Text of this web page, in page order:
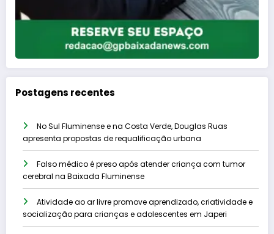
Postagens recentes
No Sul Fluminense e na Costa Verde, Douglas Ruas
apresenta propostas de requalificação urbana
Falso médico é preso após atender criança com tumor
cerebral na Baixada Fluminense
Atividade ao ar livre promove aprendizado, criatividade e
socialização para crianças e adolescentes em Japeri